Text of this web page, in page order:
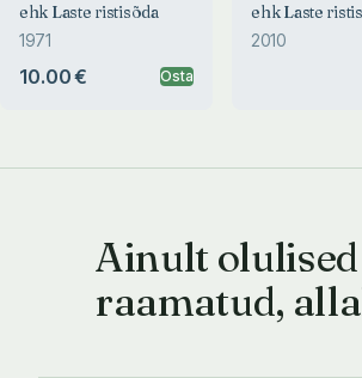
ehk Laste ristisõda
1971
10.00 € Osta
ehk Laste
2010
Ainult
raamatud,